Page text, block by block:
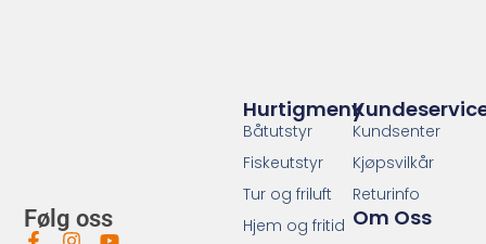
Følg oss
Kundsenter
Kjøpsvilkår
Returinfo
Om Oss
Hurtigmeny
Båtutstyr
Fiskeutstyr
Tur og friluft
Hjem og fritid